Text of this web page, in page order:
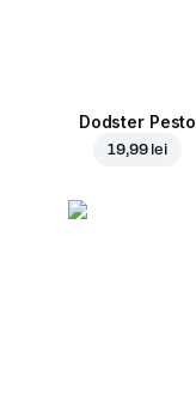
Dodster Pesto
19,99 lei